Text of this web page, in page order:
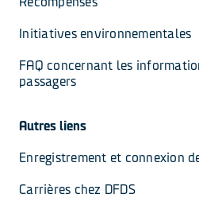
Initiatives environnementales
FAQ concernant les
passagers
Autres liens
Enregistrement et connexion
Carrières chez DFDS